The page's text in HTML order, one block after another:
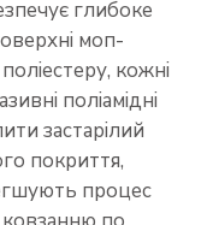
глибоке
моп-
кожні
поліамідні
застарілий
покриття,
процес